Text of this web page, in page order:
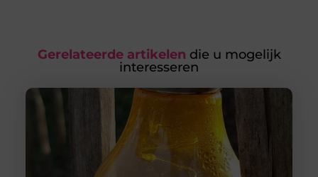
Gerelateerde artikelen die u mogelijk
interesseren